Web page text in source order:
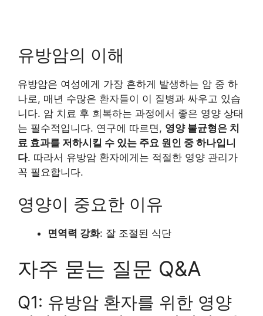
유방암의 이해
유방암은 여성에게 가장 흔하게 발생하는 암 중 하
나로, 매년 수많은 환자들이 이 질병과 싸우고 있습
니다. 암 치료 후 회복하는 과정에서 좋은 영양 상태
는 필수적입니다. 연구에 따르면, 영양 불균형은 치
료 효과를 저하시킬 수 있는 주요 원인 중 하나입니
다. 따라서 유방암 환자에게는 적절한 영양 관리가
꼭 필요합니다.
영양이 중요한 이유
면역력 강화: 잘 조절된 식단
자주 묻는 질문 Q&A
Q1: 유방암 환자를 위한 영양